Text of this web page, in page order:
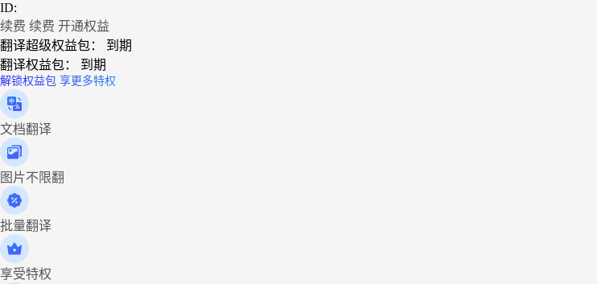
ID:
续费 续费 开通权益
翻译超级权益包：
到期
翻译权益包：
到期
解锁权益包 享更多特权
文档翻译
图片不限翻
批量翻译
享受特权